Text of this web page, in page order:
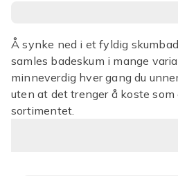
Å synke ned i et fyldig
samles badeskum i mange
minneverdig hver gang du
uten at det trenger å koste
sortimentet.